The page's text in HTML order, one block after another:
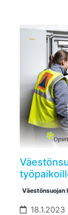
Väestönsuojan